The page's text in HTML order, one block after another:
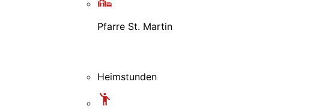
Pfarre St. Martin
Heimstunden